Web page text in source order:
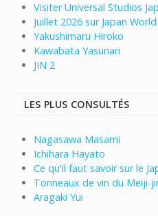
Visiter Universal Studios
Juillet 2026 sur Japan World
Yakushimaru Hiroko
Kawabata Yasunari
JIN 2
LES PLUS CONSULTÉS
Nagasawa Masami
Ichihara Hayato
Ce qu'il faut savoir sur le
Tonneaux de vin du Meiji-
Aragaki Yui